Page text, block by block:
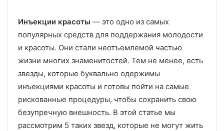
Инъекции красоты — это одно из самых
популярных средств для поддержания молодости
и красоты. Они стали неотъемлемой частью
жизни многих знаменитостей. Тем не менее, есть
звезды, которые буквально одержимы
инъекциями красоты и готовы пойти на самые
рискованные процедуры, чтобы сохранить свою
безупречную внешность. В этой статье мы
рассмотрим 5 таких звезд, которые не могут жить